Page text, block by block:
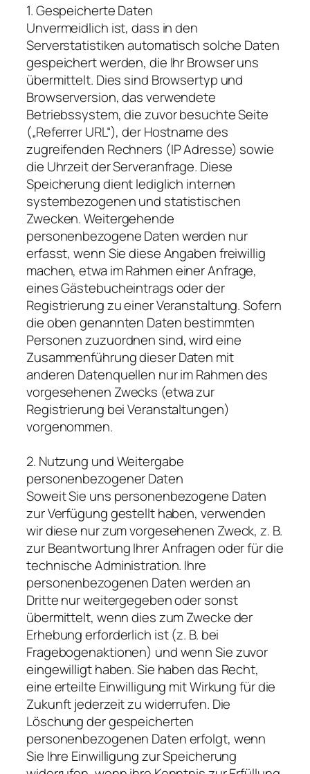
1. Gespeicherte Daten
Unvermeidlich ist, dass in den
Serverstatistiken automatisch solche Daten
gespeichert werden, die Ihr Browser uns
übermittelt. Dies sind Browsertyp und
Browserversion, das verwendete
Betriebssystem, die zuvor besuchte Seite
(„Referrer URL“), der Hostname des
zugreifenden Rechners (IP Adresse) sowie
die Uhrzeit der Serveranfrage. Diese
Speicherung dient lediglich internen
systembezogenen und statistischen
Zwecken. Weitergehende
personenbezogene Daten werden nur
erfasst, wenn Sie diese Angaben freiwillig
machen, etwa im Rahmen einer Anfrage,
eines Gästebucheintrags oder der
Registrierung zu einer Veranstaltung. Sofern
die oben genannten Daten bestimmten
Personen zuzuordnen sind, wird eine
Zusammenführung dieser Daten mit
anderen Datenquellen nur im Rahmen des
vorgesehenen Zwecks (etwa zur
Registrierung bei Veranstaltungen)
vorgenommen.
2. Nutzung und Weitergabe
personenbezogener Daten
Soweit Sie uns personenbezogene Daten
zur Verfügung gestellt haben, verwenden
wir diese nur zum vorgesehenen Zweck, z. B.
zur Beantwortung Ihrer Anfragen oder für die
technische Administration. Ihre
personenbezogenen Daten werden an
Dritte nur weitergegeben oder sonst
übermittelt, wenn dies zum Zwecke der
Erhebung erforderlich ist (z. B. bei
Fragebogenaktionen) und wenn Sie zuvor
eingewilligt haben. Sie haben das Recht,
eine erteilte Einwilligung mit Wirkung für die
Zukunft jederzeit zu widerrufen. Die
Löschung der gespeicherten
personenbezogenen Daten erfolgt, wenn
Sie Ihre Einwilligung zur Speicherung